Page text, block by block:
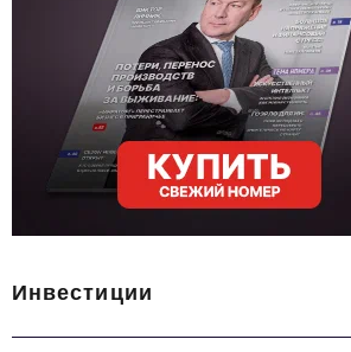
Инвестиции